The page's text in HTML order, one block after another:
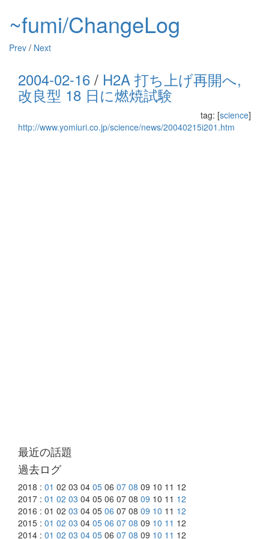
~fumi/ChangeLog
Prev / Next
2004-02-16 / H2A 打ち上げ再開へ,
改良型 18 日に燃焼試験
tag: [science]
http://www.yomiuri.co.jp/science/news/20040215i201.htm
最近の話題
過去ログ
2018 : 01 02 03 04 05 06 07 08 09 10 11 12
2017 : 01 02 03 04 05 06 07 08 09 10 11 12
2016 : 01 02 03 04 05 06 07 08 09 10 11 12
2015 : 01 02 03 04 05 06 07 08 09 10 11 12
2014 : 01 02 03 04 05 06 07 08 09 10 11 12